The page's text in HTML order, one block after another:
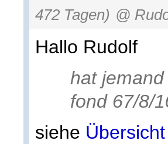
472 Tagen) @
Hallo Rudolf
hat
fond 67/8/
siehe